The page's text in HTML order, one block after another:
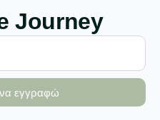
Journey
εγγραφώ